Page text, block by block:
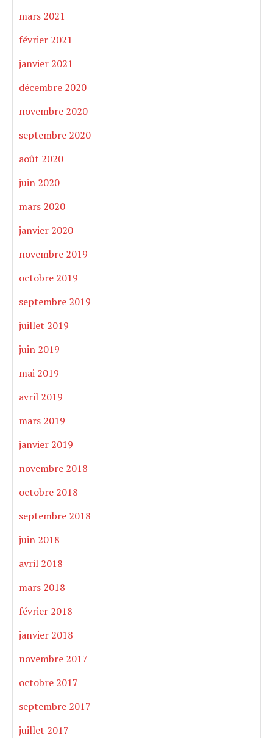
mars 2021
février 2021
janvier 2021
décembre 2020
novembre 2020
septembre 2020
août 2020
juin 2020
mars 2020
janvier 2020
novembre 2019
octobre 2019
septembre 2019
juillet 2019
juin 2019
mai 2019
avril 2019
mars 2019
janvier 2019
novembre 2018
octobre 2018
septembre 2018
juin 2018
avril 2018
mars 2018
février 2018
janvier 2018
novembre 2017
octobre 2017
septembre 2017
juillet 2017